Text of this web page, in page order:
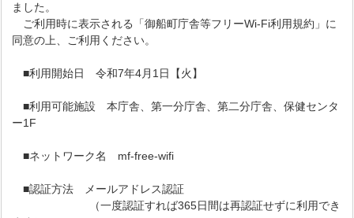
ました。
ご利用時に表示される「御船町庁舎等フリーWi-Fi利用規約」に
同意の上、ご利用ください。
■利用開始日 令和7年4月1日【火】
■利用可能施設 本庁舎、第一分庁舎、第二分庁舎、保健センタ
ー1F
■ネットワーク名 mf-free-wifi
■認証方法 メールアドレス認証
（一度認証すれば365日間は再認証せずに利用でき